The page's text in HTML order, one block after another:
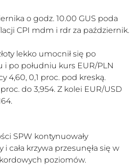
o godz. 10.00 GUS poda
CPI mdm i rdr za październik.
lekko umocnił się po
i po południu kurs EUR/PLN
4,60, 0,1 proc. pod kreską.
proc. do 3,954. Z kolei EUR/USD
SPW kontynuowały
cała krzywa przesunęła się w
poziomów.